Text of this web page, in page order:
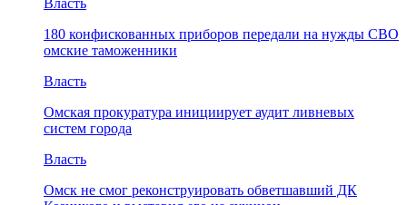
Власть
180 конфискованных приборов передали на нужды СВО
омские таможенники
Власть
Омская прокуратура инициирует аудит ливневых
систем города
Власть
Омск не смог реконструировать обветшавший ДК